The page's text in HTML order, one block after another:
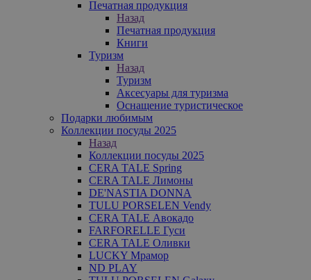
Печатная продукция
Назад
Печатная продукция
Книги
Туризм
Назад
Туризм
Аксесуары для туризма
Оснащение туристическое
Подарки любимым
Коллекции посуды 2025
Назад
Коллекции посуды 2025
CERA TALE Spring
CERA TALE Лимоны
DE'NASTIA DONNA
TULU PORSELEN Vendy
CERA TALE Авокадо
FARFORELLE Гуси
CERA TALE Оливки
LUCKY Мрамор
ND PLAY